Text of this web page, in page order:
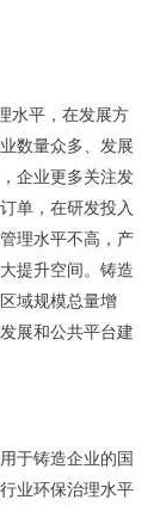
水平，在发展方
数量众多、发展
企业更多关注发
单，在研发投入
理水平不高，产
提升空间。铸造
域规模总量增
展和公共平台建
于铸造企业的国
业环保治理水平